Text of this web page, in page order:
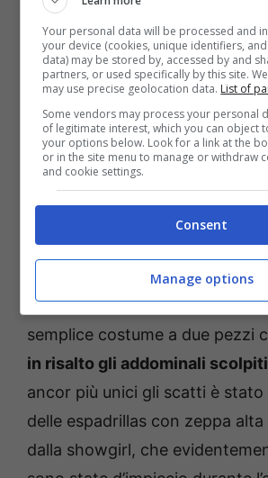
Nella serie di foto pubblicate
Instagram, Maddalena ha
semplice costume a due pezzi
in risalto gli addominali scolpiti
ancor più unici gli scatti è
delle espadrillas con zeppa
dalla showgirl, che
Your personal data will be processed and
your device (cookies, unique identifiers,
data) may be stored by, accessed by and
partners, or used specifically by this site.
may use precise geolocation data. List of
Some vendors may process your personal
of legitimate interest, which you can object
your options below. Look for a link at the
or in the site menu to manage or withdraw
and cookie settings.
Consent
Manage options